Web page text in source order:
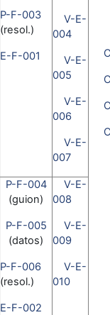
P-F-003
(resol.)
E-F-001
V-E-
004
V-E-
005
V-E-
006
V-E-
007
P-F-004
(guion)
P-F-005
(datos)
P-F-006
(resol.)
E-F-002
V-E-
008
V-E-
009
V-E-
010